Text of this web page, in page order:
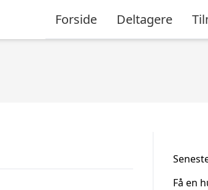
Forside Deltagere
Få en